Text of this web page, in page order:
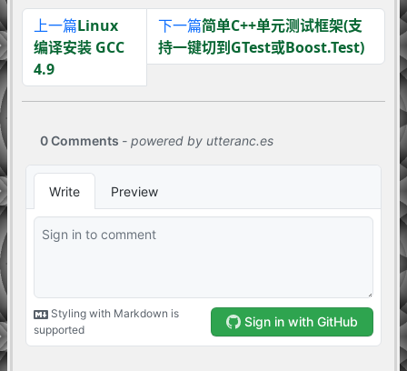
上一篇Linux
编译安装 GCC
4.9
下一篇简单C++单元测试框架(支
持一键切到GTest或Boost.Test)